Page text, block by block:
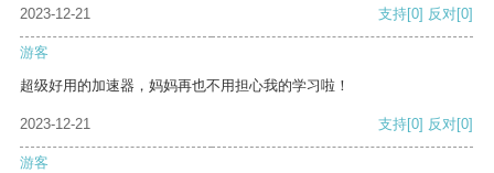
2023-12-21
支持[0] 反对[0]
游客
超级好用的加速器，妈妈再也不用担心我的学习啦！
2023-12-21 支持[0] 反对[0]
游客